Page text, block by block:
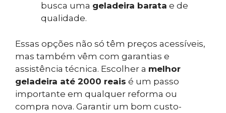
busca uma geladeira barata e de
qualidade.
Essas opções não só têm preços acessíveis,
mas também vêm com garantias e
assistência técnica. Escolher a melhor
geladeira até 2000 reais é um passo
importante em qualquer reforma ou
compra nova. Garantir um bom custo-